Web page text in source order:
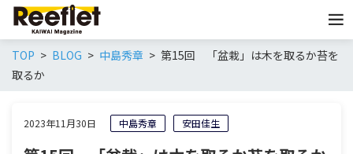
TOP BLOG 中島秀章
第15回 「盆栽」は木を取るか苔を
取るか
2023年11月30日 中島秀章 安田佳生